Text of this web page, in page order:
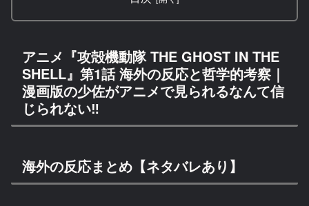
アニメ『攻殻機動隊 THE GHOST IN THE
SHELL』第1話 海外の反応と哲学的考察｜
漫画版の少佐がアニメで見られるなんて信
じられない‼
海外の反応まとめ【ネタバレあり】